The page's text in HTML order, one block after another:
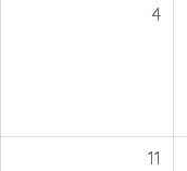
4
11